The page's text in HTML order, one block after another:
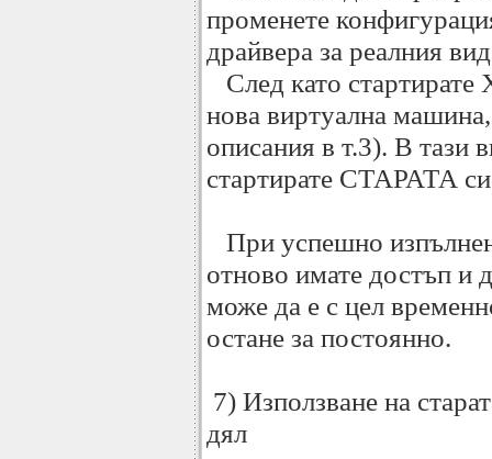
променете
драйвера за реалния
След като стартирате
нова виртуална
описания в т.3). В тази
стартирате СТАРАТА
При успешно
отново имате достъп и
може да е с цел
остане за постоянно.
7) Използване на
дял